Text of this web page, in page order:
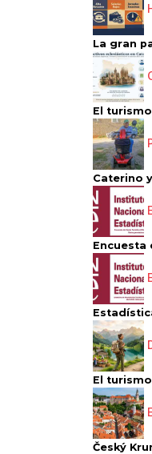
La gran
El
Caterino
Encuesta
El
Český